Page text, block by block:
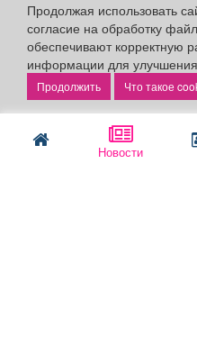
Новости
Продолжая использовать
согласие на обработку
обеспечивают корректную
информации для улучшения
Что такое
Политика конфиденциальности
Публикации с пометкой
«Партнёрский проект»
Редакция сайта не несет
информации, содержащейся в